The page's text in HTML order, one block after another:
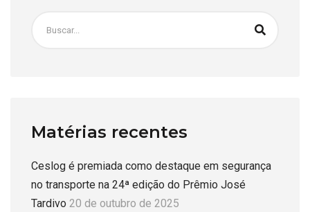
Matérias recentes
Ceslog é premiada como destaque em segurança
no transporte na 24ª edição do Prêmio José
Tardivo 20 de outubro de 2025